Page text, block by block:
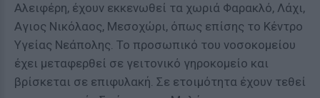
Αλειφέρη, έχουν εκκενωθεί τα χωριά Φαρακλό, Λάχι,
Αγιος Νικόλαος, Μεσοχώρι, όπως επίσης το Κέντρο
Υγείας Νεάπολης. Το προσωπικό του νοσοκομείου
έχει μεταφερθεί σε γειτονικό γηροκομείο και
βρίσκεται σε επιφυλακή. Σε ετοιμότητα έχουν τεθεί